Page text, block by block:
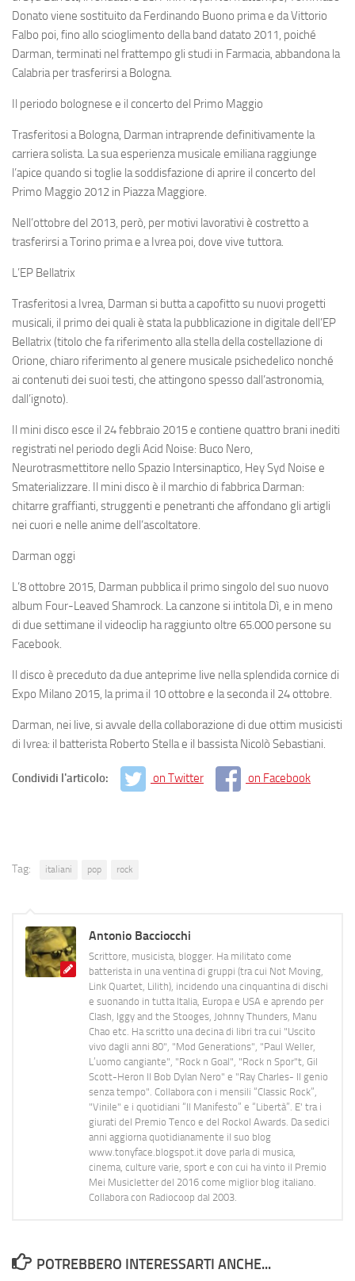
Donato viene sostituito da Ferdinando Buono prima e da Vittorio
Falbo poi, fino allo scioglimento della band datato 2011, poiché
Darman, terminati nel frattempo gli studi in Farmacia, abbandona la
Calabria per trasferirsi a Bologna.
Il periodo bolognese e il concerto del Primo Maggio
Trasferitosi a Bologna, Darman intraprende definitivamente la
carriera solista. La sua esperienza musicale emiliana raggiunge
l’apice quando si toglie la soddisfazione di aprire il concerto del
Primo Maggio 2012 in Piazza Maggiore.
Nell’ottobre del 2013, però, per motivi lavorativi è costretto a
trasferirsi a Torino prima e a Ivrea poi, dove vive tuttora.
L’EP Bellatrix
Trasferitosi a Ivrea, Darman si butta a capofitto su nuovi progetti
musicali, il primo dei quali è stata la pubblicazione in digitale dell’EP
Bellatrix (titolo che fa riferimento alla stella della costellazione di
Orione, chiaro riferimento al genere musicale psichedelico nonché
ai contenuti dei suoi testi, che attingono spesso dall’astronomia,
dall’ignoto).
Il mini disco esce il 24 febbraio 2015 e contiene quattro brani inediti
registrati nel periodo degli Acid Noise: Buco Nero,
Neurotrasmettitore nello Spazio Intersinaptico, Hey Syd Noise e
Smaterializzare. Il mini disco è il marchio di fabbrica Darman:
chitarre graffianti, struggenti e penetranti che affondano gli artigli
nei cuori e nelle anime dell’ascoltatore.
Darman oggi
L’8 ottobre 2015, Darman pubblica il primo singolo del suo nuovo
album Four-Leaved Shamrock. La canzone si intitola Dì, e in meno
di due settimane il videoclip ha raggiunto oltre 65.000 persone su
Facebook.
Il disco è preceduto da due anteprime live nella splendida cornice di
Expo Milano 2015, la prima il 10 ottobre e la seconda il 24 ottobre.
Darman, nei live, si avvale della collaborazione di due ottim musicisti
di Ivrea: il batterista Roberto Stella e il bassista Nicolò Sebastiani.
Condividi l'articolo: on Twitter on Facebook
Tag: italiani pop rock
Antonio Bacciocchi
Scrittore, musicista, blogger. Ha militato come
batterista in una ventina di gruppi (tra cui Not Moving,
Link Quartet, Lilith), incidendo una cinquantina di dischi
e suonando in tutta Italia, Europa e USA e aprendo per
Clash, Iggy and the Stooges, Johnny Thunders, Manu
Chao etc. Ha scritto una decina di libri tra cui "Uscito
vivo dagli anni 80", "Mod Generations", "Paul Weller,
L’uomo cangiante", "Rock n Goal", "Rock n Spor"t, Gil
Scott-Heron Il Bob Dylan Nero" e "Ray Charles- Il genio
senza tempo". Collabora con i mensili “Classic Rock”,
"Vinile" e i quotidiani “Il Manifesto” e “Libertà”. E' tra i
giurati del Premio Tenco e del Rockol Awards. Da sedici
anni aggiorna quotidianamente il suo blog
www.tonyface.blogspot.it dove parla di musica,
cinema, culture varie, sport e con cui ha vinto il Premio
Mei Musicletter del 2016 come miglior blog italiano.
Collabora con Radiocoop dal 2003.
POTREBBERO INTERESSARTI ANCHE...